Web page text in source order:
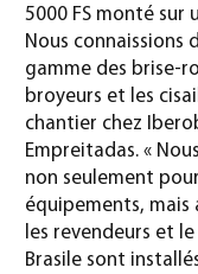
5000 FS monté sur
Nous connaissions
gamme des brise-
broyeurs et les
chantier chez
Empreitadas. «
non seulement
équipements, mais
les revendeurs et
Brasile sont